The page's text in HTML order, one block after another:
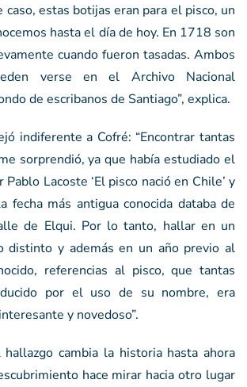
caso, estas botijas eran para el pisco, un
hasta el día de hoy. En 1718 son
cuando fueron tasadas. Ambos
verse en el Archivo Nacional
de escribanos de Santiago”, explica.
indiferente a Cofré: “Encontrar tantas
sorprendió, ya que había estudiado el
Lacoste ‘El pisco nació en Chile’ y
fecha más antigua conocida databa de
de Elqui. Por lo tanto, hallar en un
distinto y además en un año previo al
referencias al pisco, que tantas
por el uso de su nombre, era
y novedoso”.
hallazgo cambia la historia hasta ahora
hace mirar hacia otro lugar